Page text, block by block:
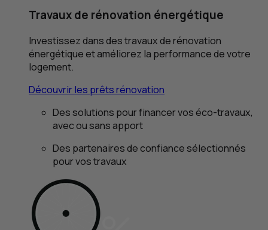
Travaux de rénovation énergétique
Investissez dans des travaux de rénovation
énergétique et améliorez la performance de votre
logement.
Découvrir les prêts rénovation
Des solutions pour financer vos éco-travaux,
avec ou sans apport
Des partenaires de confiance sélectionnés
pour vos travaux